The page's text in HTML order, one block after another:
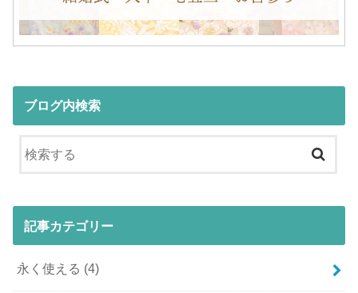
ブログ内検索
記事カテゴリー
永く使える (4)